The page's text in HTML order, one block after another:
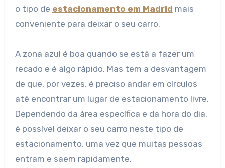
o tipo de estacionamento em Madrid mais
conveniente para deixar o seu carro.
A zona azul é boa quando se está a fazer um
recado e é algo rápido. Mas tem a desvantagem
de que, por vezes, é preciso andar em círculos
até encontrar um lugar de estacionamento livre.
Dependendo da área específica e da hora do dia,
é possível deixar o seu carro neste tipo de
estacionamento, uma vez que muitas pessoas
entram e saem rapidamente.